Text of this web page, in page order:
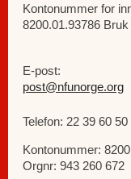
Kontonummer for
8200.01.93786
E-post:
post@nfunorge.org
Telefon: 22 39 60 50
Kontonummer:
Orgnr: 943 260 672